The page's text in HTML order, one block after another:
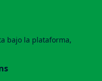
bajo la plataforma,